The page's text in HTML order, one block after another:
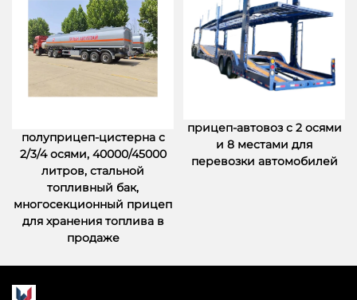
полуприцеп-цистерна с
2/3/4 осями, 40000/45000
литров, стальной
топливный бак,
многосекционный прицеп
для хранения топлива в
продаже
прицеп-автовоз с 2 осями
и 8 местами для
перевозки автомобилей